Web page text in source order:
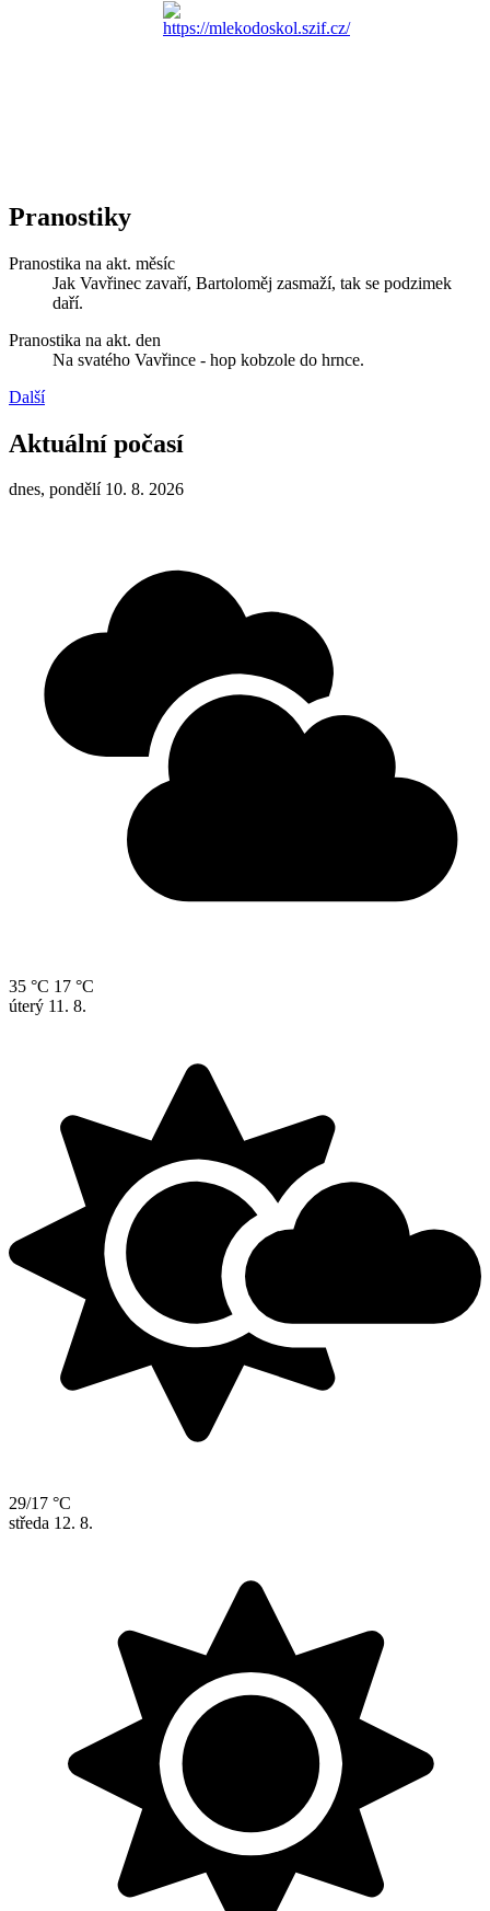
Pranostiky
Pranostika na akt. měsíc
Jak Vavřinec zavaří, Bartoloměj zasmaží, tak se podzimek
daří.
Pranostika na akt. den
Na svatého Vavřince - hop kobzole do hrnce.
Další
Aktuální počasí
dnes, pondělí 10. 8. 2026
35 °C 17 °C
úterý 11. 8.
29/17 °C
středa 12. 8.